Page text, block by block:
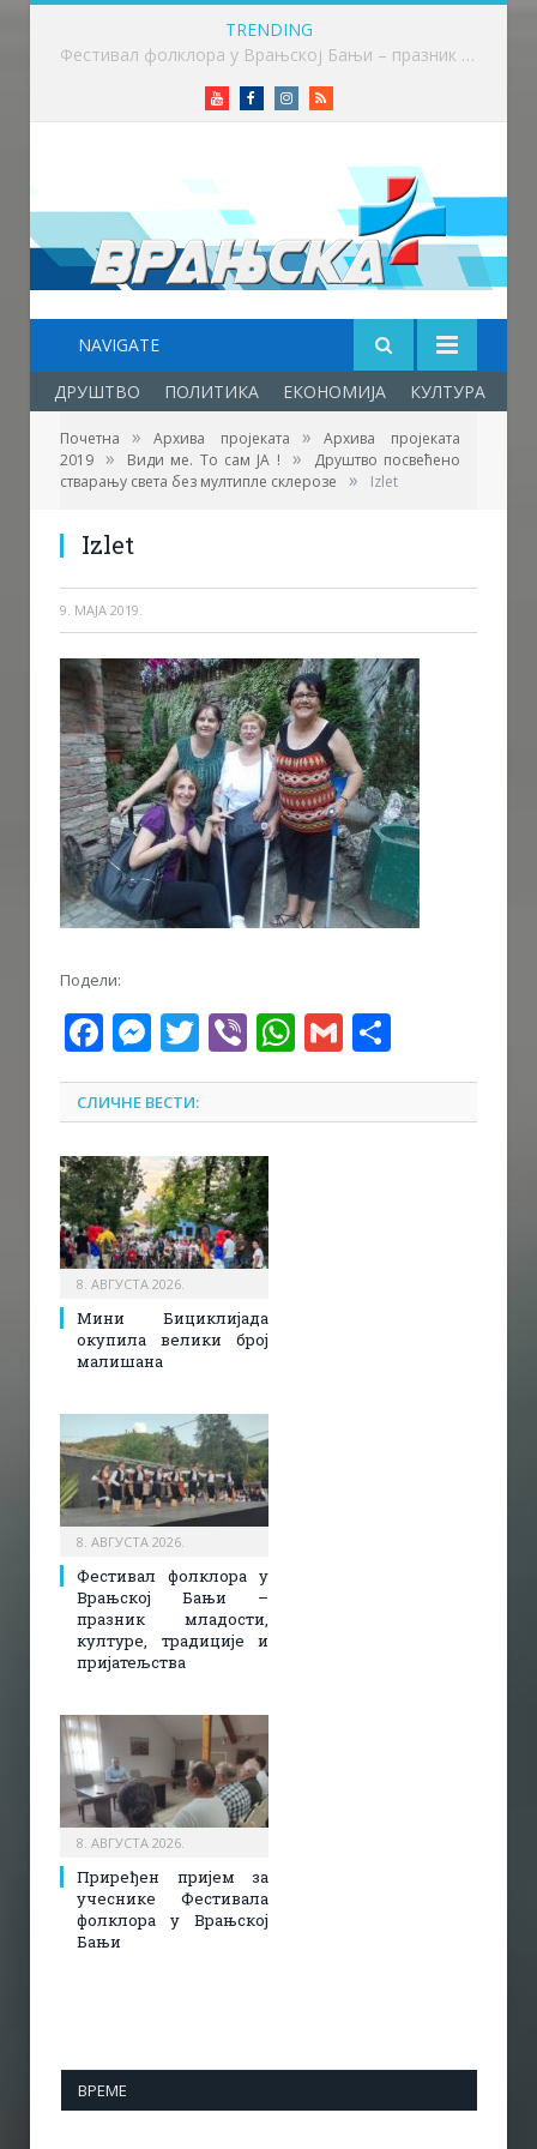
TRENDING
Приређен пријем за учеснике Фестивала фолклора у Врањској Бањи
YoutubeFacebookInstagram
RSS
NAVIGATE
ДРУШТВО ПОЛИТИКА ЕКОНОМИЈА КУЛТУРА
Почетна » Архива пројеката »
Архива пројеката
2019 » Види ме. То сам ЈА ! »
Друштво посвећено
стварању света без мултипле склерозе
» Izlet
Фото: Удружење МС Пчињског округа
Izlet
9. МАЈА 2019.
Подели:
Facebook
Messenger
Twitter
ViberWhatsApp
Gmail
СЛИЧНЕ ВЕСТИ:
8. АВГУСТА 2026.
Мини Бициклијада
окупила велики број
малишана
8. АВГУСТА 2026.
Фестивал фолклора у
Врањској Бањи –
празник младости,
културе, традиције и
пријатељства
8. АВГУСТА 2026.
Приређен пријем за
учеснике Фестивала
фолклора у Врањској
Бањи
ВРЕМЕ